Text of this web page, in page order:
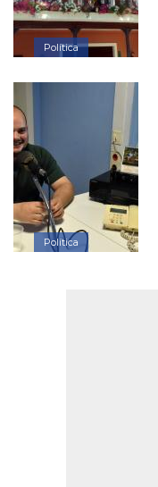
Política
Política